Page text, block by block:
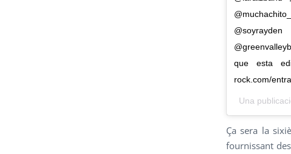
que esta
rock.com/
Una
Ça sera la
fournissant